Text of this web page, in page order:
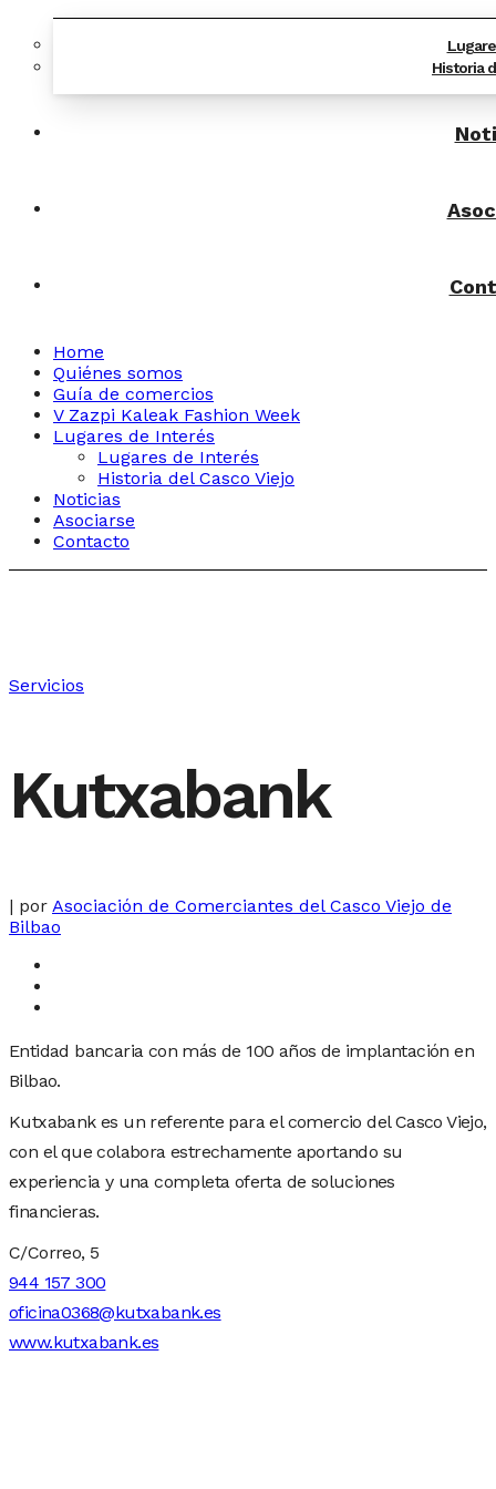
Historia
Home
Quiénes somos
Guía de comercios
V Zazpi Kaleak Fashion Week
Lugares de Interés
Lugares de Interés
Historia del Casco Viejo
Noticias
Asociarse
Contacto
Servicios
Kutxabank
| por Asociación de Comerciantes del Casco Viejo de
Bilbao
Entidad bancaria con más de 100 años de implantación en
Bilbao.
Kutxabank es un referente para el comercio del Casco Viejo,
con el que colabora estrechamente aportando su
experiencia y una completa oferta de soluciones
financieras.
C/Correo, 5
944 157 300
oficina0368@kutxabank.es
www.kutxabank.es